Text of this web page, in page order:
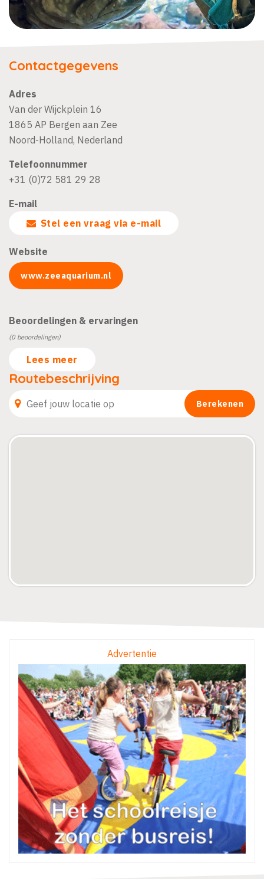
Contactgegevens
Adres
Van der Wijckplein 16
1865 AP Bergen aan Zee
Noord-Holland, Nederland
Telefoonnummer
+31 (0)72 581 29 28
E-mail
Stel een vraag via e-mail
Website
www.zeeaquarium.nl
Beoordelingen & ervaringen
(0 beoordelingen)
Lees meer
Routebeschrijving
Advertentie